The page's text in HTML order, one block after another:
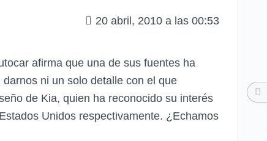
20 abril, 2010 a las 00:53
afirma que una de sus fuentes ha
ni un solo detalle con el que
de Kia, quien ha reconocido su interés
Unidos respectivamente. ¿Echamos